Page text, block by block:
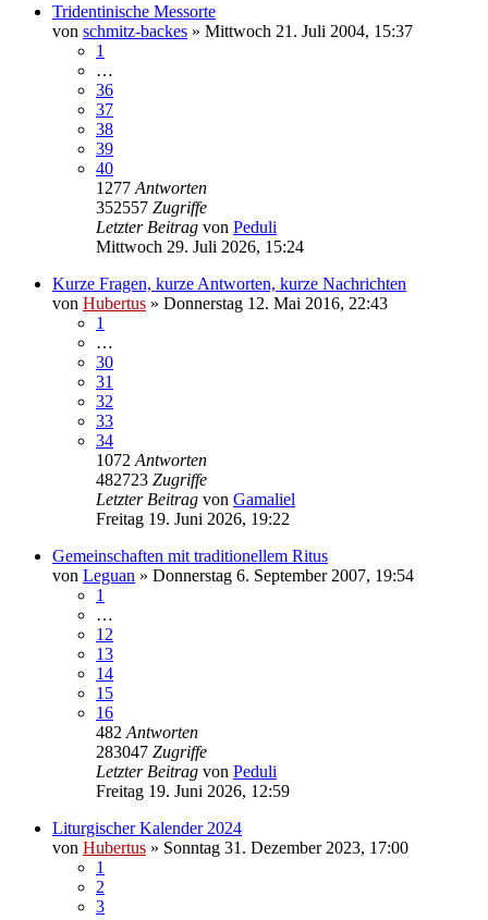
Tridentinische Messorte
von schmitz-backes » Mittwoch 21. Juli 2004, 15:37
1
…
36
37
38
39
40
1277 Antworten
352557 Zugriffe
Letzter Beitrag von Peduli
Mittwoch 29. Juli 2026, 15:24
Kurze Fragen, kurze Antworten, kurze Nachrichten
von Hubertus » Donnerstag 12. Mai 2016, 22:43
1
…
30
31
32
33
34
1072 Antworten
482723 Zugriffe
Letzter Beitrag von Gamaliel
Freitag 19. Juni 2026, 19:22
Gemeinschaften mit traditionellem Ritus
von Leguan » Donnerstag 6. September 2007, 19:54
1
…
12
13
14
15
16
482 Antworten
283047 Zugriffe
Letzter Beitrag von Peduli
Freitag 19. Juni 2026, 12:59
Liturgischer Kalender 2024
von Hubertus » Sonntag 31. Dezember 2023, 17:00
1
2
3